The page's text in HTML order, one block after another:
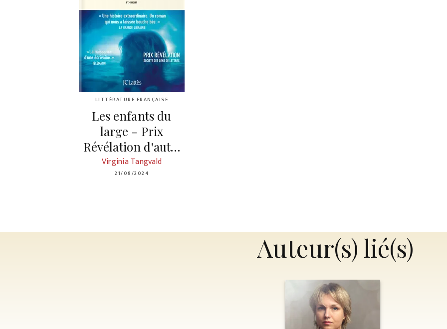
LITTÉRATURE FRANÇAISE
Les enfants du
large - Prix
Révélation d'aut…
Virginia Tangvald
21/08/2024
Auteur(s) lié(s)